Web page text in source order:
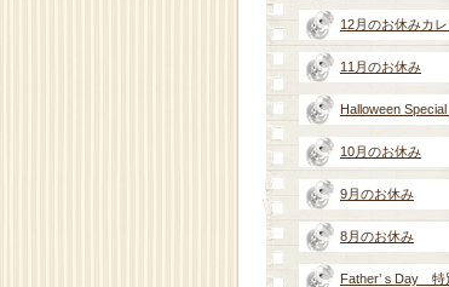
12月のお休みカ
11月のお休み
Halloween
10月のお休み
9月のお休み
8月のお休み
Father’ｓDay 特